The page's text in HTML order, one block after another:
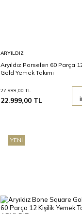
ARYILDIZ
Aryıldız Porselen 60 Parça
Gold Yemek Takımı
27.999,00TL
22.999,00 TL
YENI